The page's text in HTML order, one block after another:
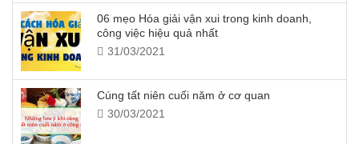
06 mẹo Hóa giải vận xui trong kinh doanh,
công việc hiệu quả nhất
31/03/2021
Cúng tất niên cuối năm ở cơ quan
30/03/2021